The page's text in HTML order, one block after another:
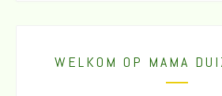
WELKOM OP MAMA